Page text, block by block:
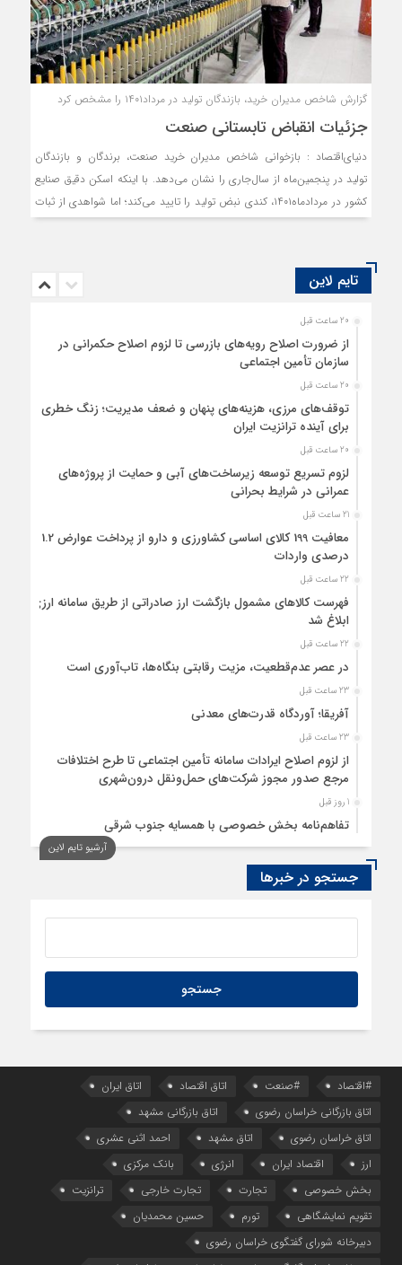
گزارش شاخص مدیران خرید، بازندگان تولید در مرداد۱۴۰۱ را مشخص کرد
جزئیات انقباض تابستانی صنعت
دنیای‌اقتصاد : بازخوانی شاخص مدیران خرید صنعت، برندگان و بازندگان
تولید در پنجمین‌ماه از سال‌جاری را نشان می‌دهد. با اینکه اسکن دقیق صنایع
کشور در مردادماه۱۴۰۱، کندی نبض تولید را تایید می‌کند؛ اما شواهدی از ثبات
بخش‌‌‌های «سایر صنایع» و «ماشین‌‌‌آلات و لوازم‌خانگی» فعالیت به‌نسبت
کم‌تنش یا پایداری را تجربه کرده‌‌‌اند.
تایم لاین
20 ساعت قبل
از ضرورت اصلاح رویه‌های بازرسی تا لزوم اصلاح حکمرانی در
سازمان تأمین اجتماعی
20 ساعت قبل
توقف‌های مرزی، هزینه‌های پنهان و ضعف مدیریت؛ زنگ خطری
برای آینده ترانزیت ایران
20 ساعت قبل
لزوم تسریع توسعه زیرساخت‌های آبی و حمایت از پروژه‌های
عمرانی در شرایط بحرانی
21 ساعت قبل
معافیت 199 کالای اساسی کشاورزی و دارو از پرداخت عوارض 1.2
درصدی واردات
22 ساعت قبل
فهرست کالاهای مشمول بازگشت ارز صادراتی از طریق سامانه ارزی
ابلاغ شد
22 ساعت قبل
در عصر عدم‌قطعیت، مزیت رقابتی بنگاه‌ها، تاب‌آوری است
23 ساعت قبل
آفریقا؛ آوردگاه قدرت‌های معدنی
23 ساعت قبل
از لزوم اصلاح ایرادات سامانه تأمین اجتماعی تا طرح اختلافات
مرجع صدور مجوز شرکت‌های حمل‌ونقل درون‌شهری
1 روز قبل
تفاهم‌نامه بخش خصوصی با همسایه جنوب شرقی
1 روز قبل
سود اقتصاد‌ها از هوش مصنوعی
آرشیو تایم لاین
جستجو در خبرها
#اقتصاد #صنعت اتاق اقتصاد
اتاق ایران
اتاق بازرگانی خراسان رضوی
اتاق بازرگانی مشهد
اتاق خراسان رضوی
اتاق مشهد
احمد اثنی عشری
ارز
اقتصاد ایران انرژی
بانک مرکزی
بخش خصوصی
تجارت تجارت خارجی
ترانزیت
تقویم نمایشگاهی
تورم
حسین محمدیان
دبیرخانه شورای گفتگوی خراسان رضوی